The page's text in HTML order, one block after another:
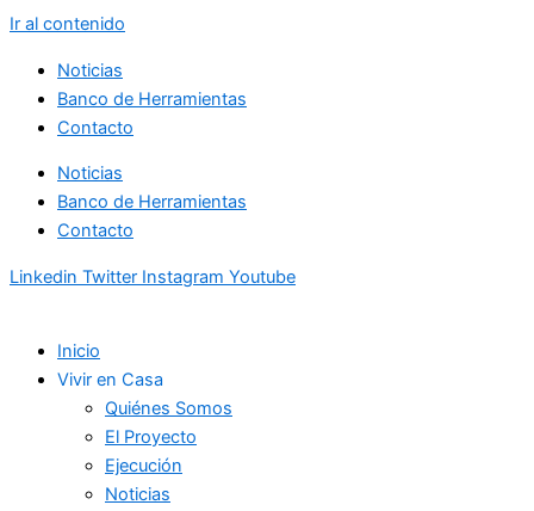
Ir al contenido
Noticias
Banco de Herramientas
Contacto
Noticias
Banco de Herramientas
Contacto
Linkedin Twitter Instagram Youtube
Inicio
Vivir en Casa
Quiénes Somos
El Proyecto
Ejecución
Noticias